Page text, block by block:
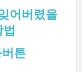
어버렸을
튼